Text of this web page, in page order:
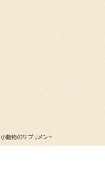
小動物のサプリメント